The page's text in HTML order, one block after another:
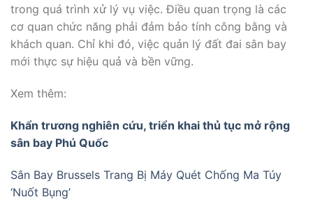
trong quá trình xử lý vụ việc. Điều quan trọng là các
cơ quan chức năng phải đảm bảo tính công bằng và
khách quan. Chỉ khi đó, việc quản lý đất đai sân bay
mới thực sự hiệu quả và bền vững.
Xem thêm:
Khẩn trương nghiên cứu, triển khai thủ tục mở rộng
sân bay Phú Quốc
Sân Bay Brussels Trang Bị Máy Quét Chống Ma Túy
‘Nuốt Bụng’